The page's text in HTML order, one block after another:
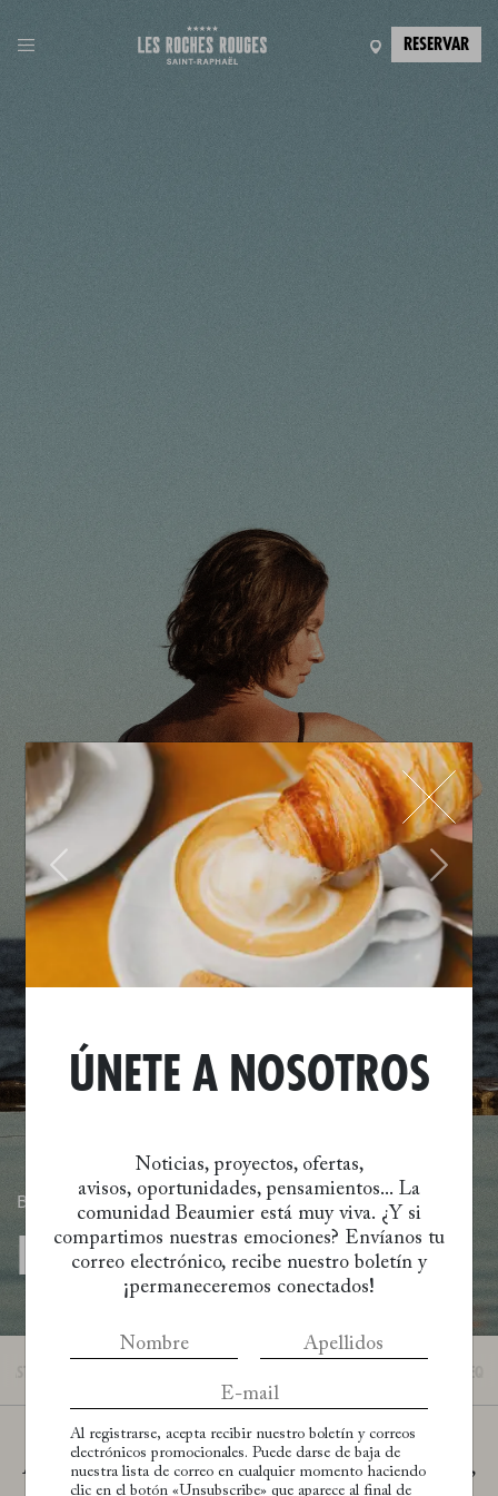
RESERVAR
PREVIOUS NEXT
ÚNETE A NOSOTROS
Noticias, proyectos, ofertas,
avisos, oportunidades, pensamientos... La
comunidad Beaumier está muy viva. ¿Y si
compartimos nuestras emociones? Envíanos tu
correo electrónico, recibe nuestro boletín y
¡permaneceremos conectados!
Al registrarse, acepta recibir nuestro boletín y correos
electrónicos promocionales. Puede darse de baja de
nuestra lista de correo en cualquier momento haciendo
clic en el botón «Unsubscribe» que aparece al final de
BIENESTAR
INTERIOR EXTERIOR
Al pie del macizo del Estérel, frente al Mediterráneo,